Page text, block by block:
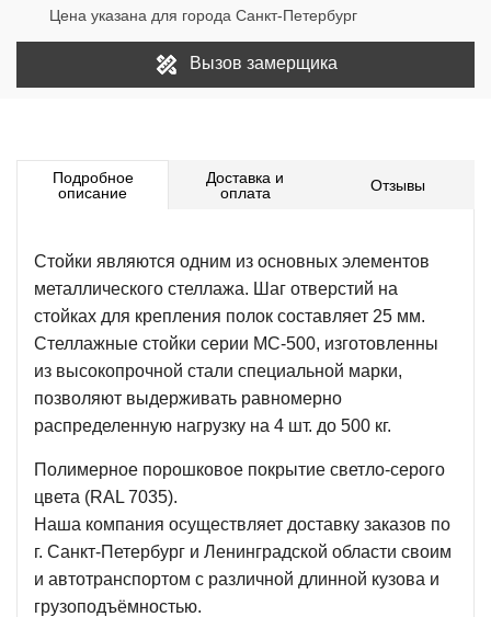
Цена указана для города Санкт-Петербург
Вызов замерщика
Подробное
описание
Доставка и
оплата
Отзывы
Стойки являются одним из основных элементов
металлического стеллажа. Шаг отверстий на
стойках для крепления полок составляет 25 мм.
Стеллажные стойки серии МС-500, изготовленны
из высокопрочной стали специальной марки,
позволяют выдерживать равномерно
распределенную нагрузку на 4 шт. до 500 кг.
Полимерное порошковое покрытие светло-серого
цвета (RAL 7035).
Наша компания осуществляет доставку заказов по
г. Санкт-Петербург и Ленинградской области своим
и автотранспортом с различной длинной кузова и
грузоподъёмностью.